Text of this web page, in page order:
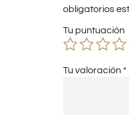
obligatorios
Tu puntuación
Tu valoración *